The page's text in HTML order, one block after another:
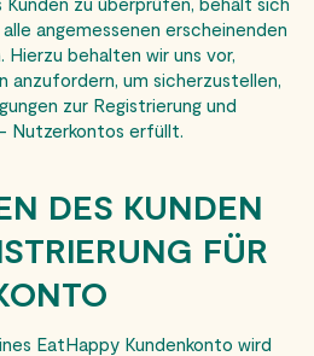
angemessenen erscheinenden
behalten wir uns vor,
anzufordern, um sicherzustellen,
zur Registrierung und
Nutzerkontos erfüllt.
DES KUNDEN
FÜR
EatHappy Kundenkonto wird